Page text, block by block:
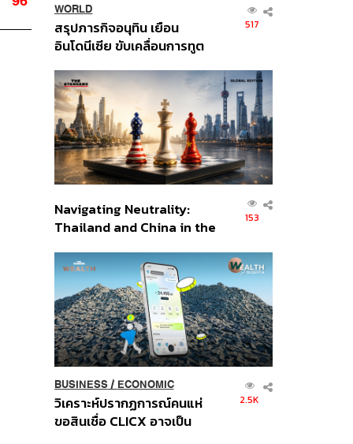
WORLD
สรุปภารกิจอนุทิน เยือน
อินโดนีเซีย ขับเคลื่อนการทูต
ส่วนยุทธศาสตร์ไทย –
อินโดนีเซีย
517
Navigating Neutrality:
Thailand and China in the
Order
153
BUSINESS/ ECONOMIC
วิเคราะห์ปรากฏการณ์คนแห่
ขอสินเชื่อ CLICX อาจเป็น
2.5K